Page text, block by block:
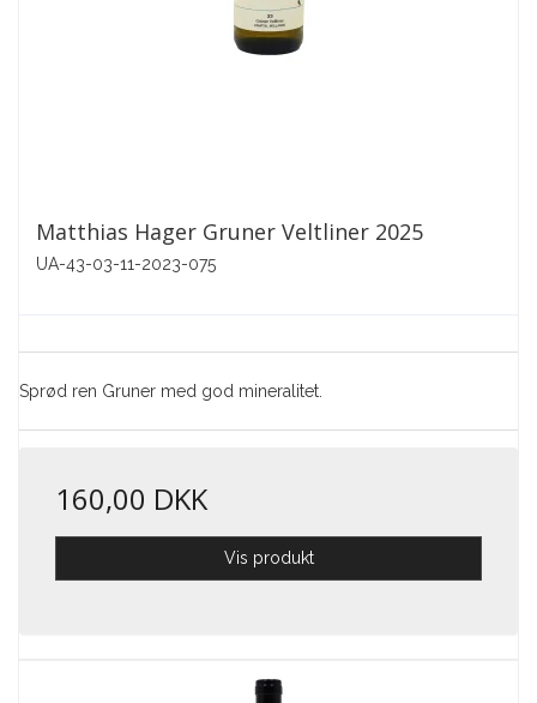
Matthias Hager Gruner Veltliner 2025
UA-43-03-11-2023-075
Sprød ren Gruner med god mineralitet.
160,00 DKK
Vis produkt